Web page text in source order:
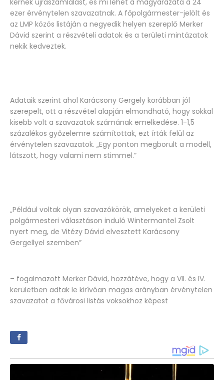
ezer érvénytelen szavazatnak. A főpolgármester-jelölt és
az LMP közös listáján a negyedik helyen szereplő Merker
Dávid szerint a részvételi adatok és a területi mintázatok
nekik kedveztek.
Adataik szerint ahol Karácsony Gergely korábban jól
szerepelt, ott a részvétel alapján elmondható, hogy sokkal
kisebb volt a szavazatok számának emelkedése. 1-1,5
százalékos győzelemre számítottak, ezt írták felül az
érvénytelen szavazatok. „Egy ponton megborult a modell,
látszott, hogy valami nem stimmel.”
„Például voltak olyan szavazókörök, amelyeket a kerületi
polgármesteri választáson induló Wintermantel Zsolt
nyert meg, de Vitézy Dávid elvesztett Karácsony
Gergellyel szemben”
– fogalmazott Merker Dávid, hozzátéve, hogy a VII. és IV.
kerületben adtak le kirívóan magas arányban érvénytelen
szavazatot a fővárosi listás voksokhoz képest